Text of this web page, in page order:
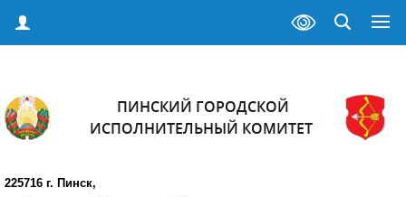
ПИНСКИЙ ГОРОДСКОЙ
ИСПОЛНИТЕЛЬНЫЙ КОМИТЕТ
225716 г. Пинск,